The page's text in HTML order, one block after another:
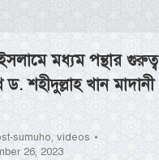
মধ্যম পন্থার গুরুত্ব
শহীদুল্লাহ খান মাদানী
sumuho, videos
26, 2023